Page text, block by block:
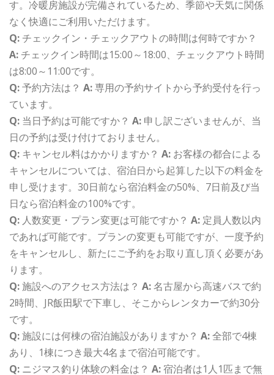
す。冷暖房施設が完備されているため、季節や天気に関係
なく快適にご利用いただけます。
Q: チェックイン・チェックアウトの時間は何時ですか？
A: チェックイン時間は15:00～18:00、チェックアウト時間
は8:00～11:00です。
Q:予約方法は？ A:専用の予約サイトから予約受付を行っ
ています。
Q: 当日予約は可能ですか？ A: 申し訳ございませんが、当
日の予約は受け付けておりません。
Q: キャンセル料はかかりますか？ A: お客様の都合による
キャンセルについては、宿泊日から起算した以下の料金を
申し受けます。30日前なら宿泊料金の50%、7日前及び当
日なら宿泊料金の100%です。
Q: 人数変更・プラン変更は可能ですか？ A: 定員人数以内
であれば可能です。プランの変更も可能ですが、一度予約
をキャンセルし、新たにご予約をお取り直し頂く必要があ
ります。
Q:施設へのアクセス方法は？ A:名古屋から高速バスで約
2時間、JR飯田駅で下車し、そこからレンタカーで約30分
です。
Q:施設には何棟の宿泊施設がありますか？ A:全部で4棟
あり、1棟につき最大4名まで宿泊可能です。
Q: ニジマス釣り体験の料金は？ A:宿泊者は1人1匹まで無